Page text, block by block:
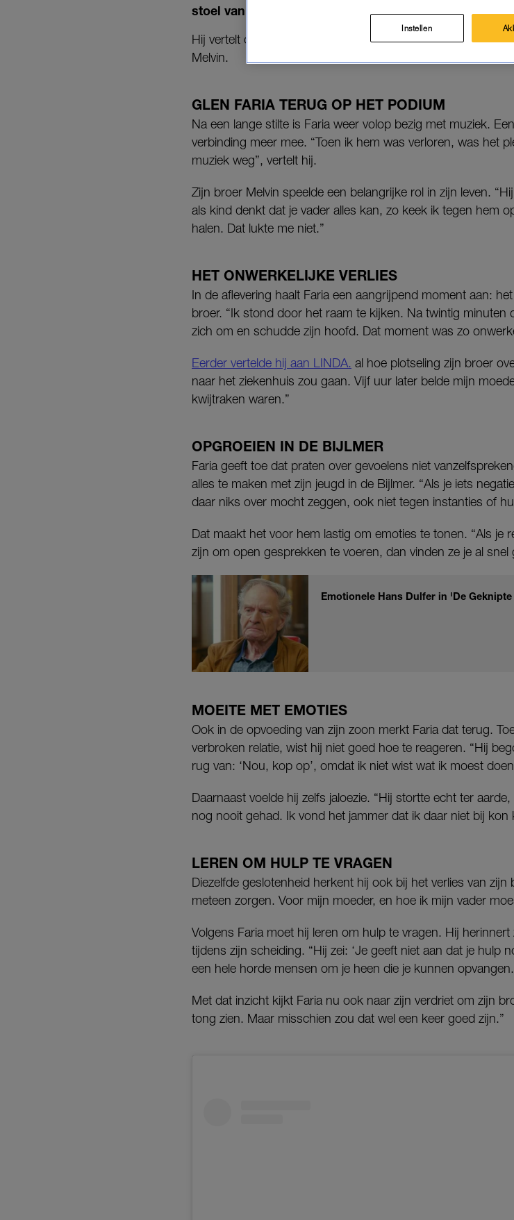
stoel van presentator Özcan Akyol.
Hij vertelt openhartig over zijn muziekcarrière, zijn jeugd in
Melvin.
GLEN FARIA TERUG OP HET PODIUM
Na een lange stilte is Faria weer volop bezig met muziek.
verbinding meer mee. “Toen ik hem was verloren, was het
muziek weg”, vertelt hij.
Zijn broer Melvin speelde een belangrijke rol in zijn leven.
als kind denkt dat je vader alles kan, zo keek ik tegen hem
halen. Dat lukte me niet.”
HET ONWERKELIJKE VERLIES
In de aflevering haalt Faria een aangrijpend moment aan:
broer. “Ik stond door het raam te kijken. Na twintig minuten
zich om en schudde zijn hoofd. Dat moment was zo
Eerder vertelde hij aan LINDA. al hoe plotseling zijn broer
naar het ziekenhuis zou gaan. Vijf uur later belde mijn
kwijtraken waren.”
OPGROEIEN IN DE BIJLMER
Faria geeft toe dat praten over gevoelens niet
alles te maken met zijn jeugd in de Bijlmer. “Als je iets
daar niks over mocht zeggen, ook niet tegen instanties of
Dat maakt het voor hem lastig om emoties te tonen. “Als je
zijn om open gesprekken te voeren, dan vinden ze je al snel
Emotionele Hans Dulfer in 'De
MOEITE MET EMOTIES
Ook in de opvoeding van zijn zoon merkt Faria dat terug.
verbroken relatie, wist hij niet goed hoe te reageren. “Hij
rug van: ‘Nou, kop op’, omdat ik niet wist wat ik moest
Daarnaast voelde hij zelfs jaloezie. “Hij stortte echt ter
nog nooit gehad. Ik vond het jammer dat ik daar niet bij kon
LEREN OM HULP TE VRAGEN
Diezelfde geslotenheid herkent hij ook bij het verlies van
meteen zorgen. Voor mijn moeder, en hoe ik mijn vader
Volgens Faria moet hij leren om hulp te vragen. Hij
tijdens zijn scheiding. “Hij zei: ‘Je geeft niet aan dat je hulp
een hele horde mensen om je heen die je kunnen
Met dat inzicht kijkt Faria nu ook naar zijn verdriet om zijn
tong zien. Maar misschien zou dat wel een keer goed zijn.”
Instellen